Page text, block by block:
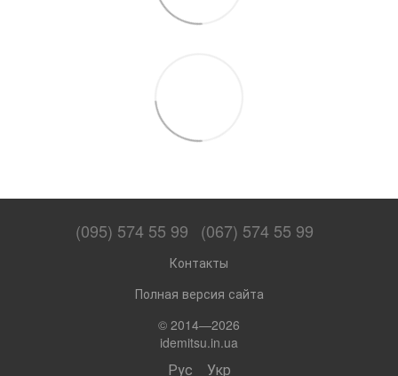
(095) 574 55 99 (067) 574 55 99
Контакты
Полная версия сайта
© 2014—2026
idemitsu.in.ua
Рус Укр